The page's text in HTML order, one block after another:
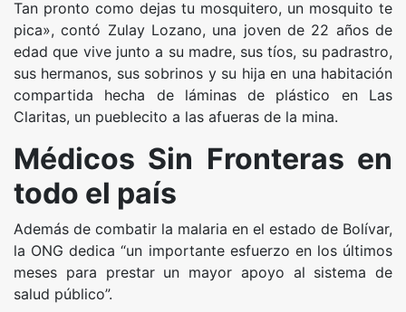
Tan pronto como dejas tu mosquitero, un mosquito te
pica», contó Zulay Lozano, una joven de 22 años de
edad que vive junto a su madre, sus tíos, su padrastro,
sus hermanos, sus sobrinos y su hija en una habitación
compartida hecha de láminas de plástico en Las
Claritas, un pueblecito a las afueras de la mina.
Médicos Sin Fronteras en
todo el país
Además de combatir la malaria en el estado de Bolívar,
la ONG dedica “un importante esfuerzo en los últimos
meses para prestar un mayor apoyo al sistema de
salud público”.